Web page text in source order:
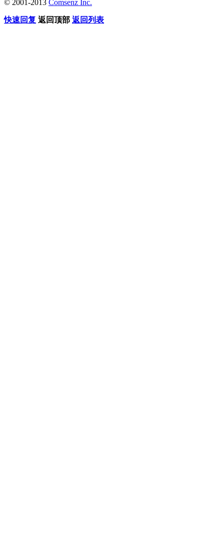
© 2001-2013 Comsenz Inc.
快速回复 返回顶部 返回列表